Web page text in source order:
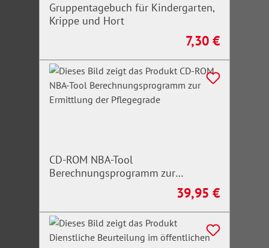
Gruppentagebuch für Kindergarten,
Krippe und Hort
Regulärer Preis:
7,30 €
CD-ROM NBA-Tool
Berechnungsprogramm zur
Regulärer Preis:
39,95 €